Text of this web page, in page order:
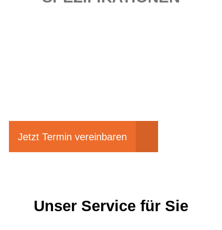
Jetzt Termin vereinbaren
Unser Service für Sie